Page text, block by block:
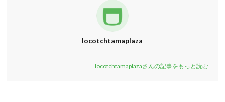
locotchtamaplaza
locotchtamaplazaさんの記事をもっと読む